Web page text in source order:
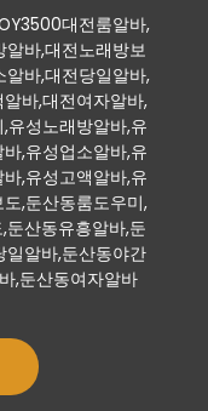
대전룸알바,
바,대전노래방보
바,대전당일알바,
바,대전여자알바,
유성노래방알바,유
,유성업소알바,유
,유성고액알바,유
,둔산동룸도우미,
둔산동유흥알바,둔
알바,둔산동야간
,둔산동여자알바